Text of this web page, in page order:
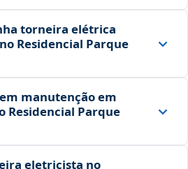
torneira elétrica
Residencial Parque
manutenção em
Residencial Parque
eletricista no